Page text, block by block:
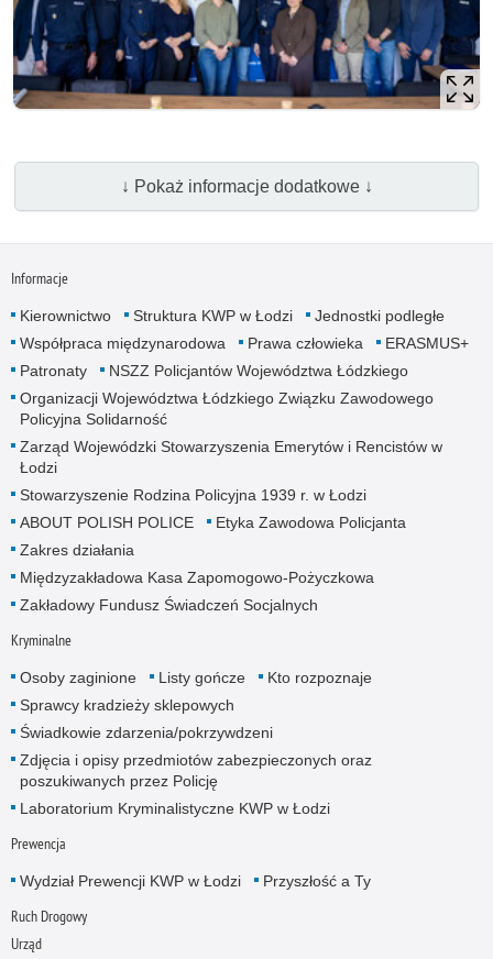
↓ Pokaż informacje dodatkowe ↓
Informacje
Kierownictwo Struktura KWP w Łodzi
Jednostki podległe
Współpraca międzynarodowa
Prawa człowieka
ERASMUS+
Patronaty
NSZZ Policjantów Województwa Łódzkiego
Organizacji Województwa Łódzkiego Związku Zawodowego
Policyjna Solidarność
Zarząd Wojewódzki Stowarzyszenia Emerytów i Rencistów w
Łodzi
Stowarzyszenie Rodzina Policyjna 1939 r. w Łodzi
ABOUT POLISH POLICE
Etyka Zawodowa Policjanta
Zakres działania
Międzyzakładowa Kasa Zapomogowo-Pożyczkowa
Zakładowy Fundusz Świadczeń Socjalnych
Kryminalne
Osoby zaginione Listy gończe
Kto rozpoznaje
Sprawcy kradzieży sklepowych
Świadkowie zdarzenia/pokrzywdzeni
Zdjęcia i opisy przedmiotów zabezpieczonych oraz
poszukiwanych przez Policję
Laboratorium Kryminalistyczne KWP w Łodzi
Prewencja
Wydział Prewencji KWP w Łodzi Przyszłość a Ty
Ruch Drogowy
Urząd